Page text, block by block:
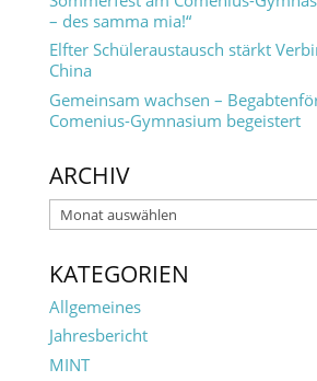
– des samma mia!“
Elfter Schüleraustausch stärkt
China
Gemeinsam wachsen –
Comenius-Gymnasium begeistert
ARCHIV
Archiv
KATEGORIEN
Allgemeines
Jahresbericht
MINT